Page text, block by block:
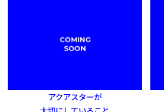
アクアスターが